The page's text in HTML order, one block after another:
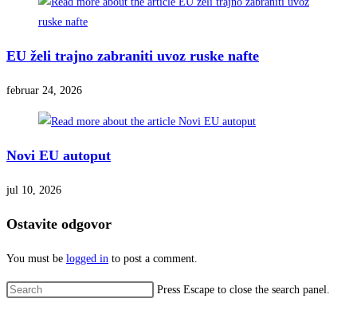
EU želi trajno zabraniti uvoz ruske nafte
februar 24, 2026
Novi EU autoput
jul 10, 2026
Ostavite odgovor
You must be logged in to post a comment.
Press Escape to close the search panel.